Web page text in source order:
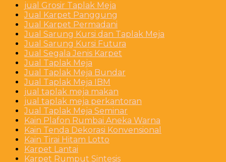
jual Grosir Taplak Meja
Jual Karpet Panggung
Jual Karpet Permadani
Jual Sarung Kursi dan Taplak Meja
Jual Sarung Kursi Futura
Jual Segala Jenis Karpet
Jual Taplak Meja
Jual Taplak Meja Bundar
Jual Taplak Meja IBM
jual taplak meja makan
jual taplak meja perkantoran
Jual Taplak Meja Seminar
Kain Plafon Rumbai Aneka Warna
Kain Tenda Dekorasi Konvensional
Kain Tirai Hitam Lotto
Karpet Lantai
Karpet Rumput Sintesis